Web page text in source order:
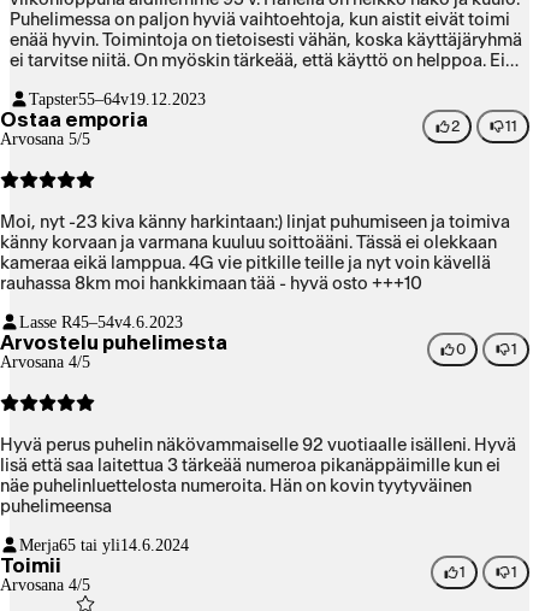
Puhelimessa on paljon hyviä vaihtoehtoja, kun aistit eivät toimi
enää hyvin. Toimintoja on tietoisesti vähän, koska käyttäjäryhmä
ei tarvitse niitä. On myöskin tärkeää, että käyttö on helppoa. Ei
Kun perustoiminnat ovat helpot, käyttäjällä on hyvä ja turvallinen
mieli. Puhelimen käyttöjärjestelmä on tietenkin alkeellinen. Siitä
seuraa, että yhteystiedot joutuu siirtämään käsin. Yritin liittää
Puhelin ei tunnistanut sitä. Puhelin ei myöskään tunnistanut
on kilpailijoissa. Epäilen, että sama.
Tapster55–64v19.12.2023
Ostaa emporia
Arvosana 5/5
2 11
Moi, nyt -23 kiva känny harkintaan:) linjat puhumiseen ja toimiva
känny korvaan ja varmana kuuluu soittoääni. Tässä ei olekkaan
kameraa eikä lamppua. 4G vie pitkille teille ja nyt voin kävellä
rauhassa 8km moi hankkimaan tää - hyvä osto +++10
Lasse R45–54v4.6.2023
Arvostelu puhelimesta
Arvosana 4/5
0 1
Hyvä perus puhelin näkövammaiselle 92 vuotiaalle isälleni. Hyvä
lisä että saa laitettua 3 tärkeää numeroa pikanäppäimille kun ei
näe puhelinluettelosta numeroita. Hän on kovin tyytyväinen
puhelimeensa
Merja65 tai yli14.6.2024
Toimii
Arvosana 4/5
1 1